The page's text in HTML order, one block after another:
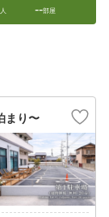
人 --部屋
まり〜